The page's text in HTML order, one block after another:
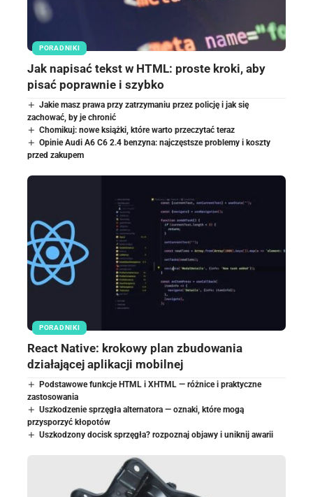
PORADNIKI
Jak napisać tekst w HTML: proste kroki, aby
pisać poprawnie i szybko
Jakie masz prawa przy zatrzymaniu przez policję i jak się
zachować, by je chronić
Chomikuj: nowe książki, które warto przeczytać teraz
Opinie Audi A6 C6 2.4 benzyna: najczęstsze problemy i koszty
przed zakupem
PORADNIKI
React Native: krokowy plan zbudowania
działającej aplikacji mobilnej
Podstawowe funkcje HTML i XHTML — różnice i praktyczne
zastosowania
Uszkodzenie sprzęgła alternatora — oznaki, które mogą
przysporzyć kłopotów
Uszkodzony docisk sprzęgła? rozpoznaj objawy i uniknij awarii